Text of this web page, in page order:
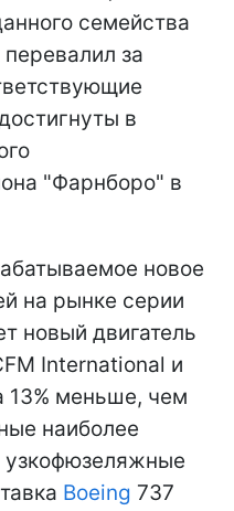
семейства
за
в
"Фарнборо" в
новое
на рынке серии
новый двигатель
International и
13% меньше, чем
наиболее
узкофюзеляжные
Boeing 737